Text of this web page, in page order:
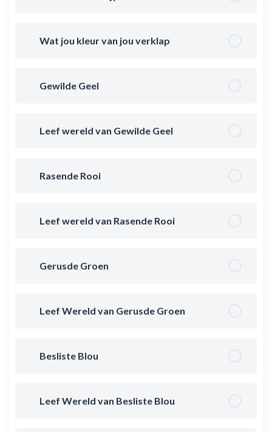
Wat jou kleur van jou verklap
Gewilde Geel
Leef wereld van Gewilde Geel
Rasende Rooi
Leef wereld van Rasende Rooi
Gerusde Groen
Leef Wereld van Gerusde Groen
Besliste Blou
Leef Wereld van Besliste Blou